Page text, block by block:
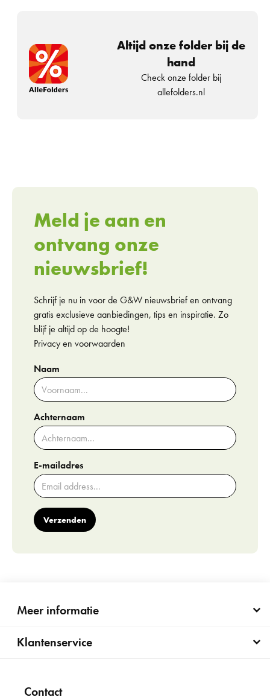
Altijd onze folder bij de
hand
Check onze folder bij
allefolders.nl
Meld je aan en
ontvang onze
nieuwsbrief!
Schrijf je nu in voor de G&W nieuwsbrief en ontvang
gratis exclusieve aanbiedingen, tips en inspiratie. Zo
blijf je altijd op de hoogte!
Privacy en voorwaarden
Naam
Achternaam
E-mailadres
Verzenden
Meer informatie
Klantenservice
Contact